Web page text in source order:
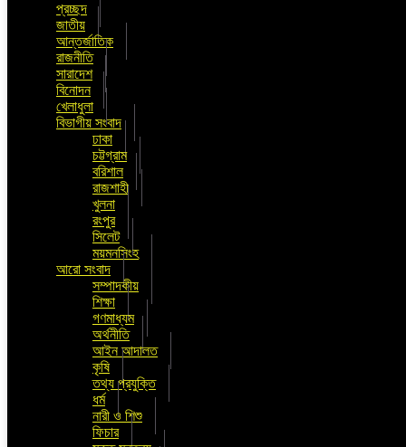
প্রচ্ছদ
জাতীয়
আন্তর্জাতিক
রাজনীতি
সারাদেশ
বিনোদন
খেলাধুলা
বিভাগীয় সংবাদ
ঢাকা
চট্টগ্রাম
বরিশাল
রাজশাহী
খুলনা
রংপুর
সিলেট
ময়মনসিংহ
আরো সংবাদ
সম্পাদকীয়
শিক্ষা
গণমাধ্যম
অর্থনীতি
আইন আদালত
কৃষি
তথ্য প্রযুক্তি
ধর্ম
নারী ও শিশু
ফিচার